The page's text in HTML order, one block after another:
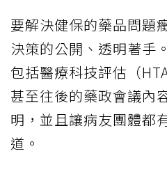
要解決健保的藥品問題
決策的公開、透明著手
包括醫療科技評估（
甚至往後的藥政會議內
明，並且讓病友團體都
道。